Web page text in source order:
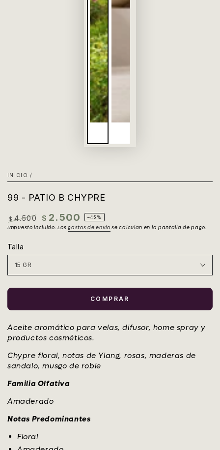
INICIO /
99 - PATIO B CHYPRE
Precio
$ 4.500
Precio
$ 2.500 –45%
Impuesto incluido. Losgastos de envío se calculan en la pantalla de pago.
Talla
COMPRAR
Aceite aromático para velas, difusor, home spray y
productos cosméticos.
Chypre floral, notas de Ylang, rosas, maderas de
sandalo, musgo de roble
Familia Olfativa
Amaderado
Notas Predominantes
Floral